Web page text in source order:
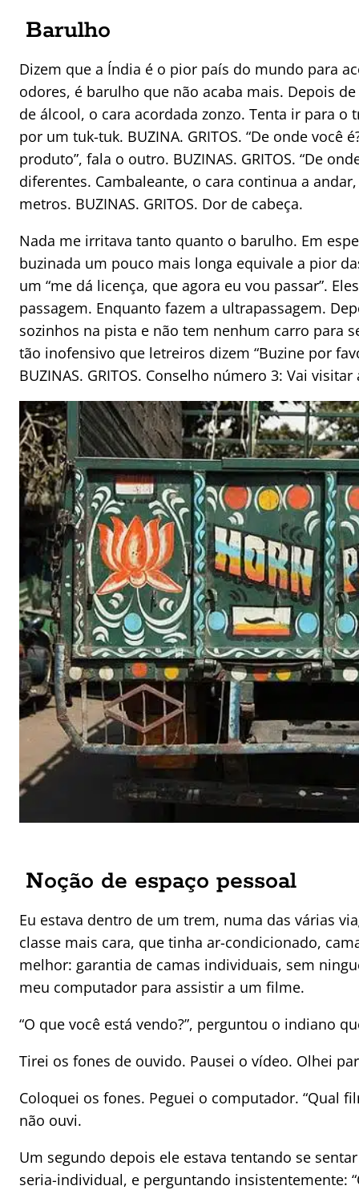
Barulho
Dizem que a Índia é o pior país do mundo para
odores, é barulho que não acaba mais. Depois
de álcool, o cara acordada zonzo. Tenta ir para
por um tuk-tuk. BUZINA. GRITOS. “De onde você
produto”, fala o outro. BUZINAS. GRITOS. “De
diferentes. Cambaleante, o cara continua a
metros. BUZINAS. GRITOS. Dor de cabeça.
Nada me irritava tanto quanto o barulho. Em
buzinada um pouco mais longa equivale a pior
um “me dá licença, que agora eu vou passar”.
passagem. Enquanto fazem a ultrapassagem.
sozinhos na pista e não tem nenhum carro para
tão inofensivo que letreiros dizem “Buzine por
BUZINAS. GRITOS. Conselho número 3: Vai
Noção de espaço pessoal
Eu estava dentro de um trem, numa das várias
classe mais cara, que tinha ar-condicionado,
melhor: garantia de camas individuais, sem
meu computador para assistir a um filme.
“O que você está vendo?”, perguntou o indiano
Tirei os fones de ouvido. Pausei o vídeo. Olhei
Coloquei os fones. Peguei o computador. “Qual
não ouvi.
Um segundo depois ele estava tentando se
seria-individual, e perguntando insistentemente: